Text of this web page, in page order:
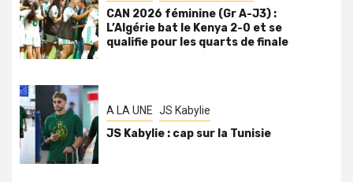
CAN 2026 féminine (Gr A-J3) :
L’Algérie bat le Kenya 2-0 et se
qualifie pour les quarts de finale
A LA UNE JS Kabylie
JS Kabylie : cap sur la Tunisie